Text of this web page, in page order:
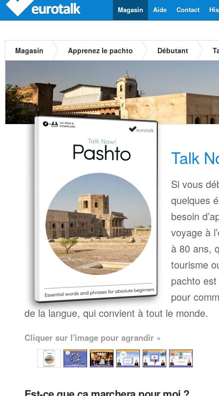
Contact
Aide
Magasin
Magasin Apprenez le pachto Débutant
Talk
Si vous
quelques
besoin
voyage à
à 80 ans,
tourisme
pachto
pour
de la langue, qui convient à tout le monde.
Cliquer sur l'image pour agrandir »